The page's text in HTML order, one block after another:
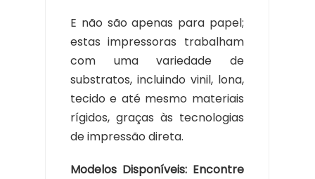
E não são apenas para papel;
estas impressoras trabalham
com uma variedade de
substratos, incluindo vinil, lona,
tecido e até mesmo materiais
rígidos, graças às tecnologias
de impressão direta.
Modelos Disponíveis: Encontre